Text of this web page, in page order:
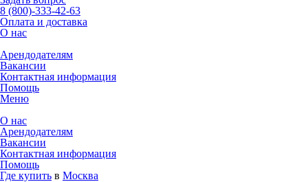
8 (800)-333-42-63
Оплата и доставка
О нас
Арендодателям
Вакансии
Контактная информация
Помощь
Меню
О нас
Арендодателям
Вакансии
Контактная информация
Помощь
Где купить в Москва